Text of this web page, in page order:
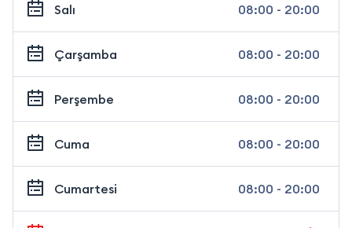
Salı 08:00 - 20:00
Çarşamba 08:00 - 20:00
Perşembe 08:00 - 20:00
Cuma 08:00 - 20:00
Cumartesi 08:00 - 20:00